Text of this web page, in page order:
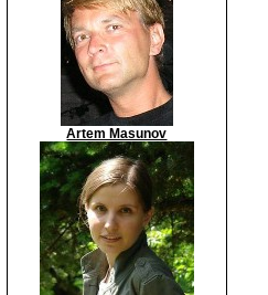
Artem Masunov